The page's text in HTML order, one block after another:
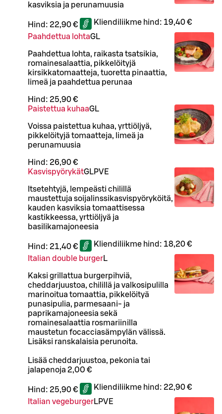
kasviksia ja perunamuusia
Hind: 22,90 € Kliendiliikme hind: 19,40 €
Paahdettua lohtaGL
Paahdettua lohta, raikasta tsatsikia,
romainesalaattia, pikkelöityjä
kirsikkatomaatteja, tuoretta pinaattia,
limeä ja paahdettua perunaa
Hind: 25,90 €
Paistettua kuhaaGL
Voissa paistettua kuhaa, yrttiöljyä,
pikkelöityjä tomaatteja, limeä ja
perunamuusia
Hind: 26,90 €
KasvispyörykätGLPVE
Itsetehtyjä, lempeästi chilillä
maustettuja soijalinssikasvispyöryköitä,
kauden kasviksia tomaattisessa
kastikkeessa, yrttiöljyä ja
basilikamajoneesia
Hind: 21,40 € Kliendiliikme hind: 18,20 €
Italian double burgerL
Kaksi grillattua burgerpihviä,
cheddarjuustoa, chilillä ja valkosipulilla
marinoitua tomaattia, pikkelöityä
punasipulia, parmesaani- ja
paprikamajoneesia sekä
romainesalaattia rosmariinilla
maustetun focacciasämpylän välissä.
Lisäksi ranskalaisia perunoita.
Lisää cheddarjuustoa, pekonia tai
jalapenoja 2,00 €
Hind: 25,90 € Kliendiliikme hind: 22,90 €
Italian vegeburgerLPVE